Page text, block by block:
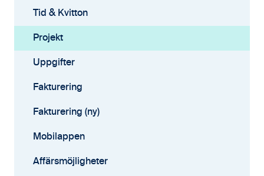
Projekt
Fakturering (ny)
Kontakter
Avtal
Affärsmöjligheter
Rapporter
Samarbete
Tid & Kvitton
Projekt
Uppgifter
Fakturering
Fakturering (ny)
Mobilappen
Affärsmöjligheter